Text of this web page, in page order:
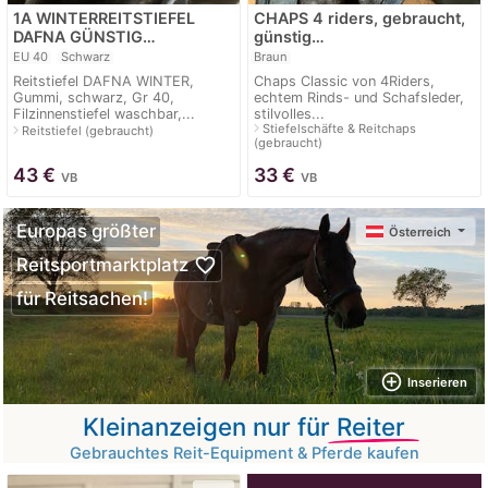
1A WINTERREITSTIEFEL
DAFNA GÜNSTIG…
EU 40 Schwarz
Reitstiefel DAFNA WINTER,
Gummi, schwarz, Gr 40,
Filzinnenstiefel waschbar,...
navigate_nextReitstiefel (gebraucht)
43€ VB
CHAPS 4 riders, gebraucht,
günstig…
Braun
Chaps Classic von 4Riders,
echtem Rinds- und Schafsleder,
stilvolles...
navigate_nextStiefelschäfte & Reitchaps
(gebraucht)
33€ VB
Österreich
Europas größter
Reitsportmarktplatz favorite_border
für Reitsachen!
add_circle_outline Inserieren
Kleinanzeigen nur für Reiter
Gebrauchtes Reit-Equipment & Pferde kaufen